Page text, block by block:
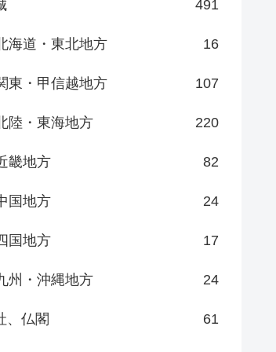
491
海道・東北地方 16
東・甲信越地方 107
陸・東海地方 220
畿地方 82
国地方 24
国地方 17
州・沖縄地方 24
、仏閣 61